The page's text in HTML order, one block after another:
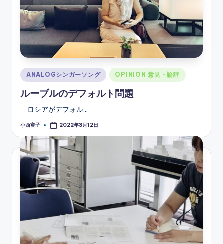
Posted
in
ANALOGシンガーソング OPINION 意見・論評
ルーブルのデフォルト問題
ロシアがデフォル…
Posted
小西寛子 2022年3月12日